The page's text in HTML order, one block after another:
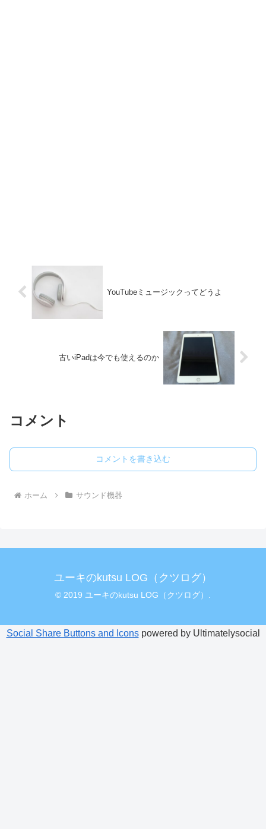
YouTubeミュージックってどうよ
古いiPadは今でも使えるのか
コメント
コメントを書き込む
ホーム サウンド機器
ユーキのkutsu LOG（クツログ）
© 2019 ユーキのkutsu LOG（クツログ）.
Social Share Buttons and Iconspowered by Ultimatelysocial